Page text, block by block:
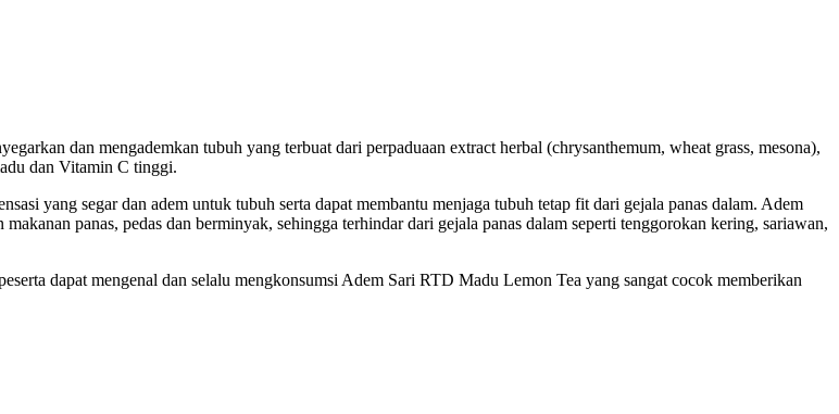
dan mengademkan tubuh yang terbuat dari perpaduaan extract herbal (chrysanthemum, wheat grass, mesona),
dan Vitamin C tinggi.
yang segar dan adem untuk tubuh serta dapat membantu menjaga tubuh tetap fit dari gejala panas dalam. Adem
panas, pedas dan berminyak, sehingga terhindar dari gejala panas dalam seperti tenggorokan kering, sariawan,
dapat mengenal dan selalu mengkonsumsi Adem Sari RTD Madu Lemon Tea yang sangat cocok memberikan